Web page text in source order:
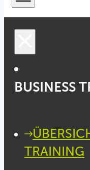
BUSINESS
TRAINING